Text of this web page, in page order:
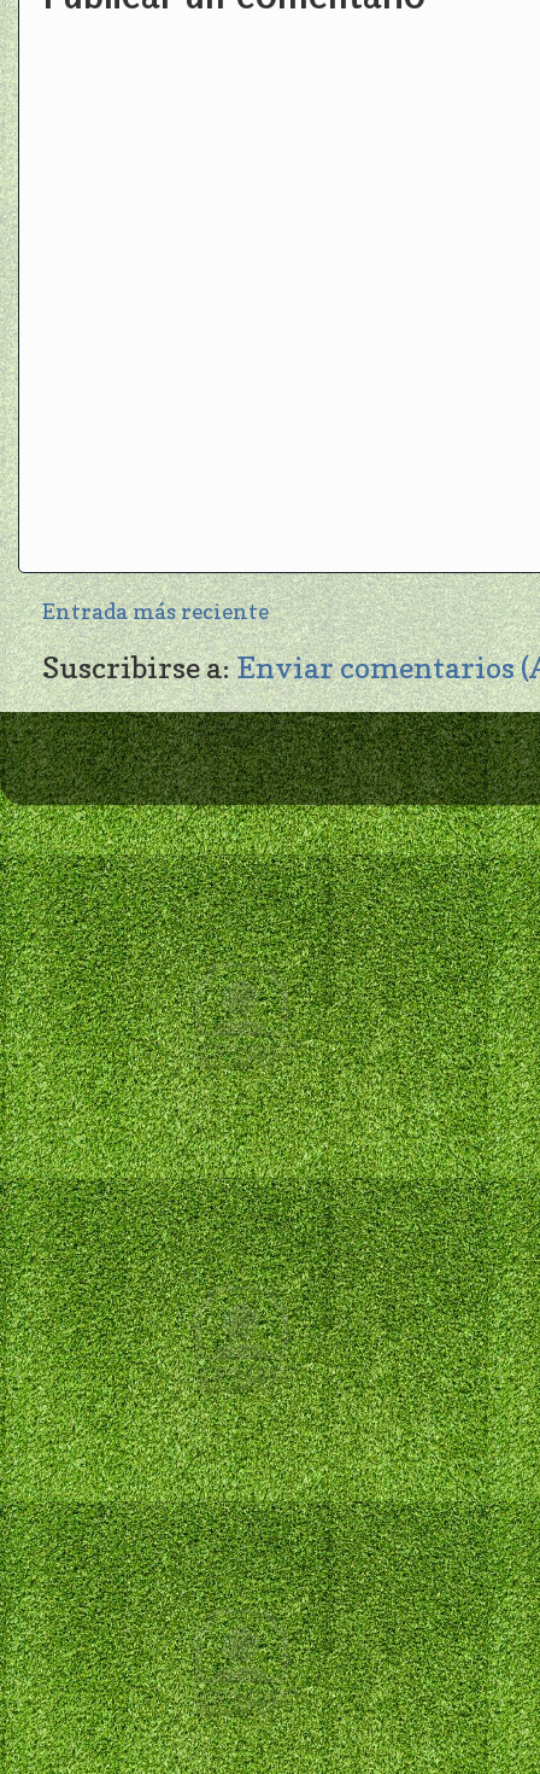
Entrada más reciente
Suscribirse a:Enviar comentarios